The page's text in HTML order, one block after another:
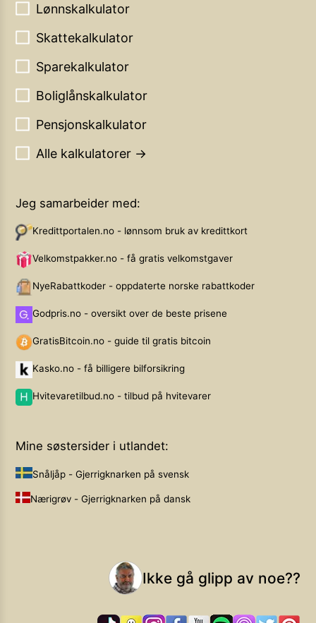
Lønnskalkulator
Skattekalkulator
Sparekalkulator
Boliglånskalkulator
Pensjonskalkulator
Alle kalkulatorer →
Jeg samarbeider med:
Kredittportalen.no - lønnsom bruk av kredittkort
Velkomstpakker.no - få gratis velkomstgaver
NyeRabattkoder - oppdaterte norske rabattkoder
Godpris.no - oversikt over de beste prisene
GratisBitcoin.no - guide til gratis bitcoin
Kasko.no - få billigere bilforsikring
Hvitevaretilbud.no - tilbud på hvitevarer
Mine søstersider i utlandet:
Snåljåp - Gjerrigknarken på svensk
Nærigrøv - Gjerrigknarken på dansk
Ikke gå glipp av noe??